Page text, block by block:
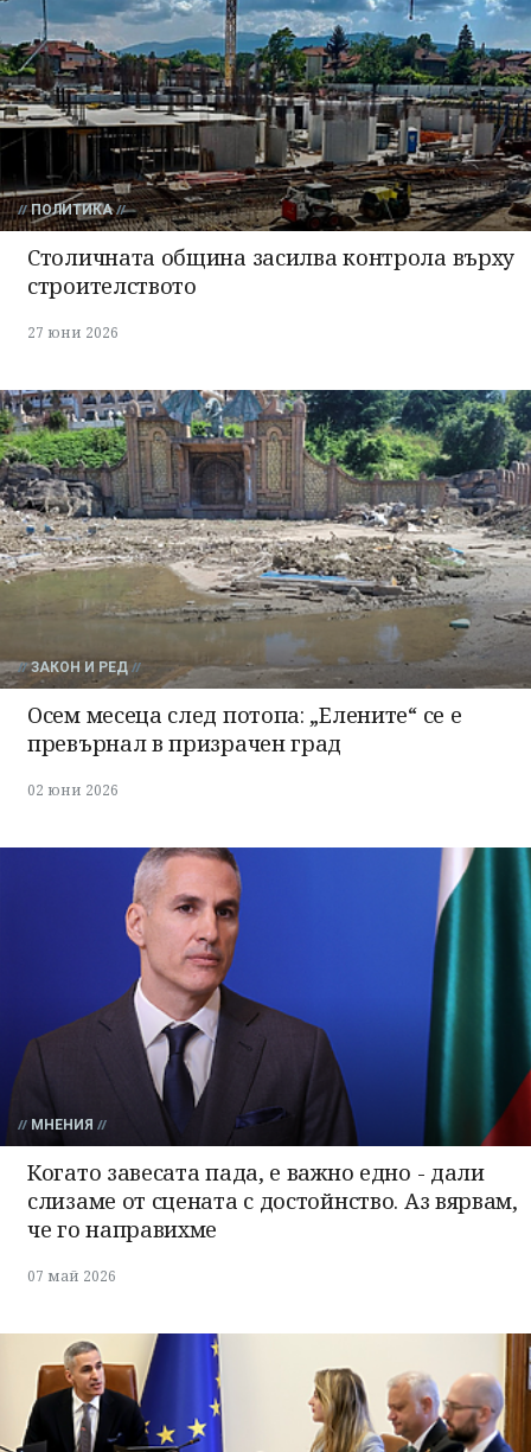
ПОЛИТИКА
Столичната община засилва контрола върху
строителството
27 юни 2026
ЗАКОН И РЕД
Осем месеца след потопа: „Елените“ се е
превърнал в призрачен град
02 юни 2026
МНЕНИЯ
Когато завесата пада, е важно едно - дали
слизаме от сцената с достойнство. Аз вярвам,
че го направихме
07 май 2026